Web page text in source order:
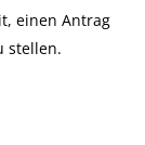
einen Antrag
stellen.